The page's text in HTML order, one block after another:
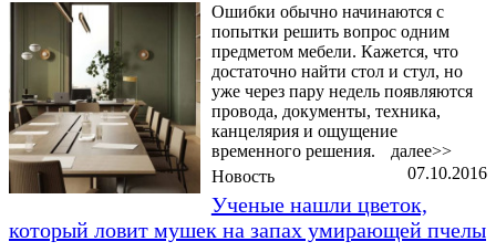
Ошибки обычно начинаются с
попытки решить вопрос одним
предметом мебели. Кажется, что
достаточно найти стол и стул, но
уже через пару недель появляются
провода, документы, техника,
канцелярия и ощущение
временного решения.
далее>>
07.10.2016
Новость
Ученые нашли цветок,
который ловит мушек на запах умирающей пчелы